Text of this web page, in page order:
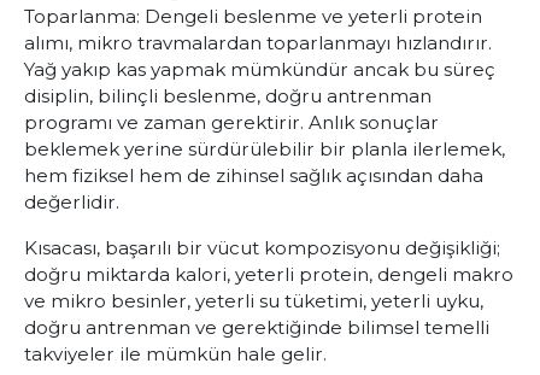
Toparlanma: Dengeli beslenme ve yeterli protein
alımı, mikro travmalardan toparlanmayı hızlandırır.
Yağ yakıp kas yapmak mümkündür ancak bu süreç
disiplin, bilinçli beslenme, doğru antrenman
programı ve zaman gerektirir. Anlık sonuçlar
beklemek yerine sürdürülebilir bir planla ilerlemek,
hem fiziksel hem de zihinsel sağlık açısından daha
değerlidir.
Kısacası, başarılı bir vücut kompozisyonu değişikliği;
doğru miktarda kalori, yeterli protein, dengeli makro
ve mikro besinler, yeterli su tüketimi, yeterli uyku,
doğru antrenman ve gerektiğinde bilimsel temelli
takviyeler ile mümkün hale gelir.